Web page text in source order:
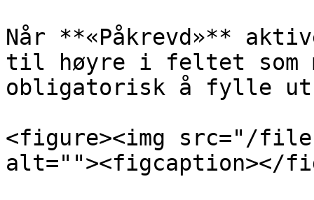
Når **«Påkrevd»**
til høyre i feltet som
obligatorisk å fylle
<figure><img src="/files/
alt=""><figcaption></